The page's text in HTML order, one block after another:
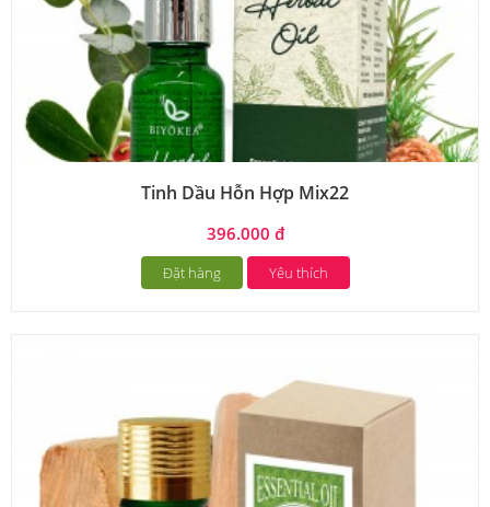
Tinh Dầu Hỗn Hợp Mix22
396.000 đ
Đặt hàng Yêu thích